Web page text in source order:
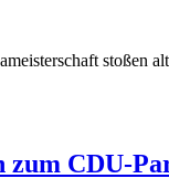
stoßen
zum CDU-